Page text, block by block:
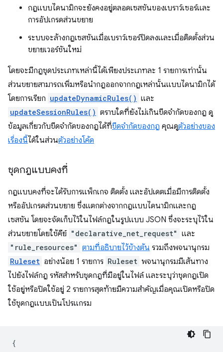
กฎแบบไดนามิกจะยังคงอยู่ตลอดเซสชันของเบราว์เซอร์และ
การอัปเกรดส่วนขยาย
ระบบจะล้างกฎเซสชันเมื่อเบราว์เซอร์ปิดลงและเมื่อติดตั้งส่วน
ขยายเวอร์ชันใหม่
โดยจะมีกฎชุดประเภทเหล่านี้ได้เพียงประเภทละ 1 รายการเท่านั้น
ส่วนขยายสามารถเพิ่มหรือนำกฎออกจากกฎเหล่านั้นแบบไดนามิกได้
โดยการเรียก updateDynamicRules() และ
updateSessionRules() ตราบใดที่ยังไม่เกินขีดจำกัดของกฎ ดู
ข้อมูลเกี่ยวกับขีดจํากัดของกฎได้ที่ขีดจํากัดของกฎ คุณดูตัวอย่างของ
เรื่องนี้ได้ในส่วนตัวอย่างโค้ด
ชุดกฎแบบคงที่
กฎแบบคงที่จะได้รับการแพ็กเกจ ติดตั้ง และอัปเดตเมื่อมีการติดตั้ง
หรืออัปเกรดส่วนขยาย ซึ่งแตกต่างจากกฎแบบไดนามิกและกฎ
เซสชัน โดยจะจัดเก็บไว้ในไฟล์กฎในรูปแบบ JSON ซึ่งจะระบุไว้ใน
ส่วนขยายโดยใช้คีย์ "declarative_net_request" และ
"rule_resources" ตามที่อธิบายไว้ข้างต้น รวมถึงพจนานุกรม
Ruleset อย่างน้อย 1 รายการ Ruleset พจนานุกรมมีเส้นทาง
ไปยังไฟล์กฎ รหัสสำหรับชุดกฎที่มีอยู่ในไฟล์ และระบุว่าชุดกฎเปิด
ใช้อยู่หรือปิดใช้อยู่ 2 รายการสุดท้ายมีความสำคัญเมื่อคุณเปิดหรือปิด
ใช้ชุดกฎแบบเป็นโปรแกรม
{